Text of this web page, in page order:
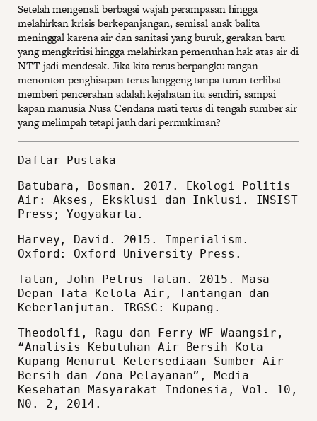
Setelah mengenali berbagai wajah perampasan hingga
melahirkan krisis berkepanjangan, semisal anak balita
meninggal karena air dan sanitasi yang buruk, gerakan baru
yang mengkritisi hingga melahirkan pemenuhan hak atas air di
NTT jadi mendesak. Jika kita terus berpangku tangan
menonton penghisapan terus langgeng tanpa turun terlibat
memberi pencerahan adalah kejahatan itu sendiri, sampai
kapan manusia Nusa Cendana mati terus di tengah sumber air
yang melimpah tetapi jauh dari permukiman?
Daftar Pustaka
Batubara, Bosman. 2017. Ekologi Politis
Air: Akses, Eksklusi dan Inklusi. INSIST
Press; Yogyakarta.
Harvey, David. 2015. Imperialism.
Oxford: Oxford University Press.
Talan, John Petrus Talan. 2015. Masa
Depan Tata Kelola Air, Tantangan dan
Keberlanjutan. IRGSC: Kupang.
Theodolfi, Ragu dan Ferry WF Waangsir,
“Analisis Kebutuhan Air Bersih Kota
Kupang Menurut Ketersediaan Sumber Air
Bersih dan Zona Pelayanan”, Media
Kesehatan Masyarakat Indonesia, Vol. 10,
N0. 2, 2014.